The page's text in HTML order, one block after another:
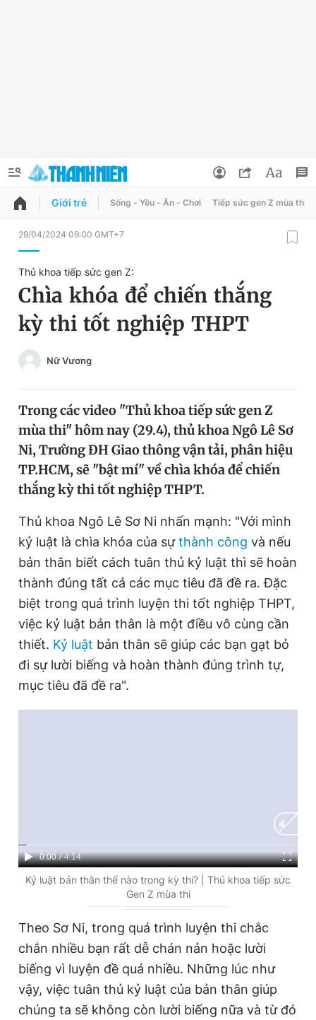
QUẢNG CÁO
Chuyên mục
Chuyên mục khác
Chào ngày mới
Tin thị trường Tin 360
Video Magazine
Tiện ích Bạn cần biết
Thông tin tòa soạn Liên hệ quảng cáo
Đọc Thanh Niên trên điện thoại
Đặt báo Quảng cáo RSS Tòa soạn Chính sách bảo
Tổng biên tập: Nguyễn Ngọc Toàn
Phó tổng biên tập thường trực: Hải Thành
Phó tổng biên tập: Trần Việt Hưng
Tổng thư ký tòa soạn: Đức Trung
Giấy phép xuất bản số 110/GP - BTTTT cấp ngày 24.3.2020
© 2003-2026 Bản quyền thuộc về Báo Thanh Niên. Cấm sao
chép dưới mọi hình thức nếu không có sự chấp thuận bằng văn
bản. Phát triển bởi ePi Technologies, JSC.
Đổi mật khẩu
Tin đã lưu
Giới trẻ Sống - Yêu - Ăn - Chơi Tiếp sức gen Z mùa thi
29/04/2024 09:00 GMT+7
Thủ khoa tiếp sức gen Z:
Chìa khóa để chiến thắng
kỳ thi tốt nghiệp THPT
Nữ Vương
Trong các video "Thủ khoa tiếp sức gen Z
mùa thi" hôm nay (29.4), thủ khoa Ngô Lê Sơ
Ni, Trường ĐH Giao thông vận tải, phân hiệu
TP.HCM, sẽ "bật mí" về chìa khóa để chiến
thắng kỳ thi tốt nghiệp THPT.
Thủ khoa Ngô Lê Sơ Ni nhấn mạnh: "Với mình
kỷ luật là chìa khóa của sựthành công và nếu
bản thân biết cách tuân thủ kỷ luật thì sẽ hoàn
thành đúng tất cả các mục tiêu đã đề ra. Đặc
biệt trong quá trình luyện thi tốt nghiệp THPT,
việc kỷ luật bản thân là một điều vô cùng cần
thiết. Kỷ luật bản thân sẽ giúp các bạn gạt bỏ
đi sự lười biếng và hoàn thành đúng trình tự,
mục tiêu đã đề ra".
C
u
0:00 / D
u
4:14
Kỷ luật bản thân thế nào trong kỳ thi? | Thủ khoa tiếp sức
Gen Z mùa thi
Theo Sơ Ni, trong quá trình luyện thi chắc
chắn nhiều bạn rất dễ chán nản hoặc lười
biếng vì luyện đề quá nhiều. Những lúc như
vậy, việc tuân thủ kỷ luật của bản thân giúp
chúng ta sẽ không còn lười biếng nữa và từ đó